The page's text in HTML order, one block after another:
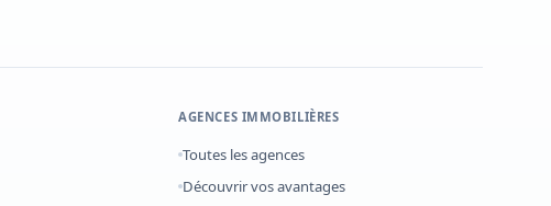
AGENCES IMMOBILIÈRES
Toutes les agences
Découvrir vos avantages